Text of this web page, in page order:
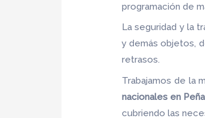
programación de
La seguridad y la
y demás objetos,
retrasos.
Trabajamos de la
nacionales en
cubriendo las